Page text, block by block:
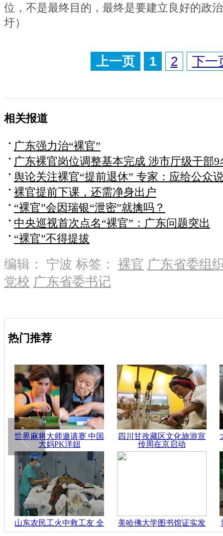
位，不是最终目的，最终是要建立良好的政
圩）
上一页 1 2 下一
相关报道
广东强力治“裸官”
广东裸官岗位调整基本完成 涉市厅级干部9
舆论关注裸官“提前退休” 专家：应给公众
裸官提前下课，还需净身出户
“裸官”会因瑞银“泄密”就擒吗？
中央巡视首次点名“裸官”：广东问题突出
“裸官”不得提拔
编辑： 宁波 标签： 裸官 广东省委组
党校 广东省委书记
热门推荐
世界麻将大师邀请赛 中国
大妈PK洋妞
四川甘孜藏区文化旅游宣
传周在京启动
山东农民工火中救工友 全
身被烧伤99%
美哈佛大学图书馆证实发
现首本人皮书 皮肤来自女